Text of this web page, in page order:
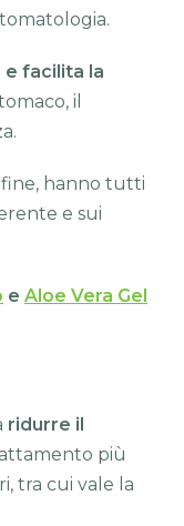
e facilita la
il
hanno tutti
e sui
e Aloe Vera Gel
ridurre il
più
tra cui vale la